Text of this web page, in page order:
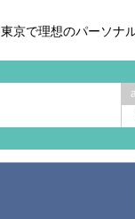
東京で理想のパーソナ